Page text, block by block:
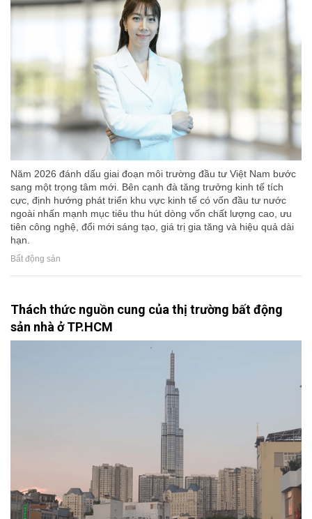
Năm 2026 đánh dấu giai đoạn môi trường đầu tư Việt Nam bước
sang một trọng tâm mới. Bên cạnh đà tăng trưởng kinh tế tích
cực, định hướng phát triển khu vực kinh tế có vốn đầu tư nước
ngoài nhấn mạnh mục tiêu thu hút dòng vốn chất lượng cao, ưu
tiên công nghệ, đổi mới sáng tạo, giá trị gia tăng và hiệu quả dài
hạn.
Bất động sản
Thách thức nguồn cung của thị trường bất động
sản nhà ở TP.HCM